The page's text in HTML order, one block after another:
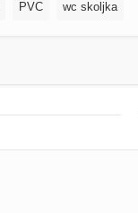
PVC wc skoljka